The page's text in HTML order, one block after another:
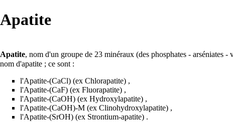
Apatite
Apatite, nom d'un groupe de 23 minéraux (des phosphates - arséniates
nom d'apatite ; ce sont :
l'Apatite-(CaCl) (ex Chlorapatite)‎ ,
l'Apatite-(CaF) (ex Fluorapatite)‎ ,
l'Apatite-(CaOH) (ex Hydroxylapatite)‎ ,
l'Apatite-(CaOH)-M (ex Clinohydroxylapatite)‎ ,
l'Apatite-(SrOH) (ex Strontium-apatite) .